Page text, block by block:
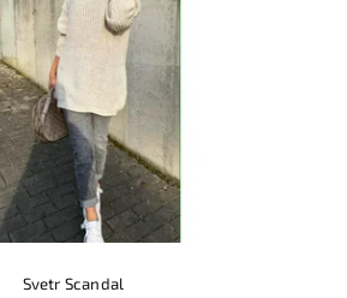
Svetr Scandal